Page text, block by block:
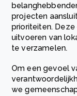
projecten
prioriteiten.
uitvoeren van
te verzamelen.
Om een ​​gevoel
we